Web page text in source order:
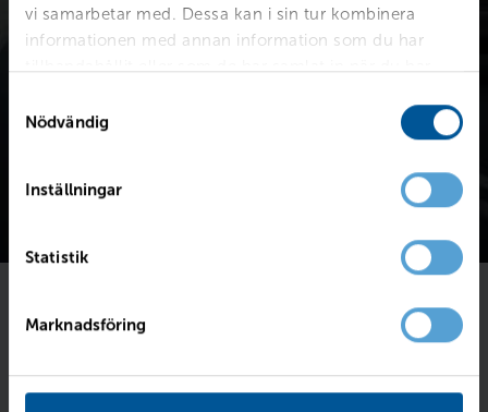
vi samarbetar med. Dessa kan i sin tur kombinera
informationen med annan information som du har
tillhandahållit eller som de har samlat in när du har
Nödvändig
Inställningar
Statistik
Marknadsföring
Värdera din bil
Föll bilen dig i smaken?
Fyll i dina kontaktuppgifter så skriver vi till dig